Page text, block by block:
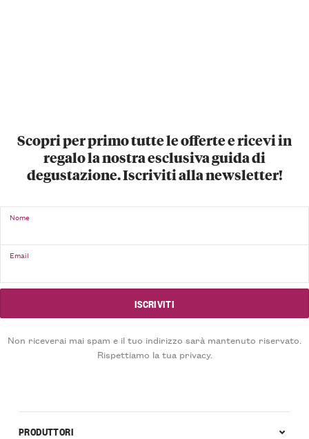
Scopri per primo tutte le offerte e ricevi in
regalo la nostra esclusiva guida di
degustazione. Iscriviti alla newsletter!
Nome
Email
Non riceverai mai spam e il tuo indirizzo sarà mantenuto riservato.
Rispettiamo la tua privacy.
PRODUTTORI